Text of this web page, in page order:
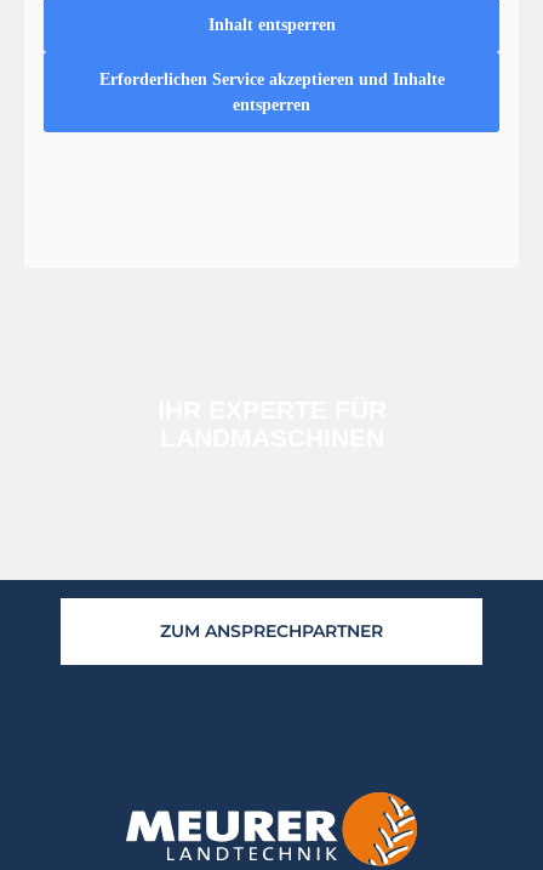
Inhalt entsperren
Erforderlichen Service akzeptieren und Inhalte
entsperren
ZUM ANSPRECHPARTNER